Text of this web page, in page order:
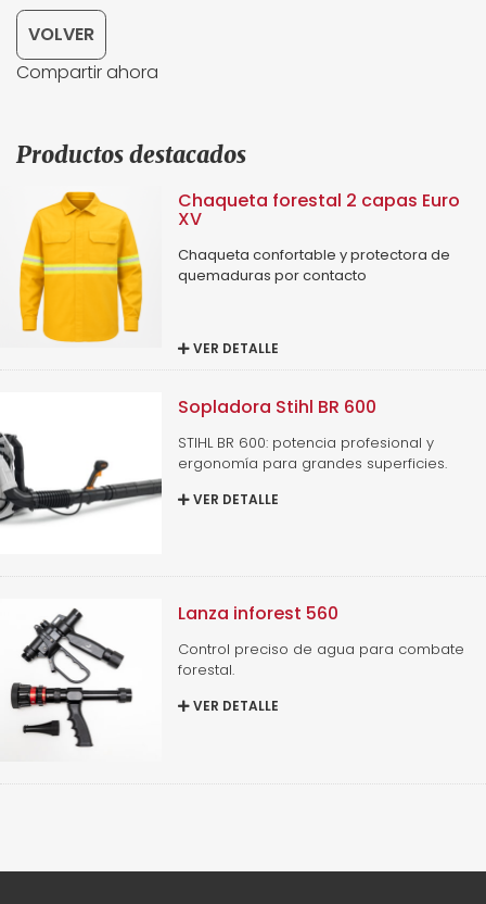
VOLVER
Compartir ahora
Productos destacados
Chaqueta forestal 2 capas Euro
XV
Chaqueta confortable y protectora de
quemaduras por contacto
VER DETALLE
Sopladora Stihl BR 600
STIHL BR 600: potencia profesional y
ergonomía para grandes superficies.
VER DETALLE
Lanza inforest 560
Control preciso de agua para combate
forestal.
VER DETALLE